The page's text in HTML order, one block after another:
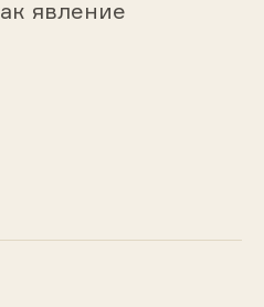
явление